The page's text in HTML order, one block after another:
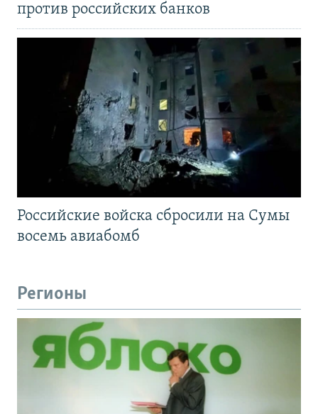
против российских банков
Российские войска сбросили на Сумы
восемь авиабомб
Регионы